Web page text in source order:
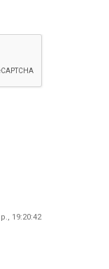
19:20:42